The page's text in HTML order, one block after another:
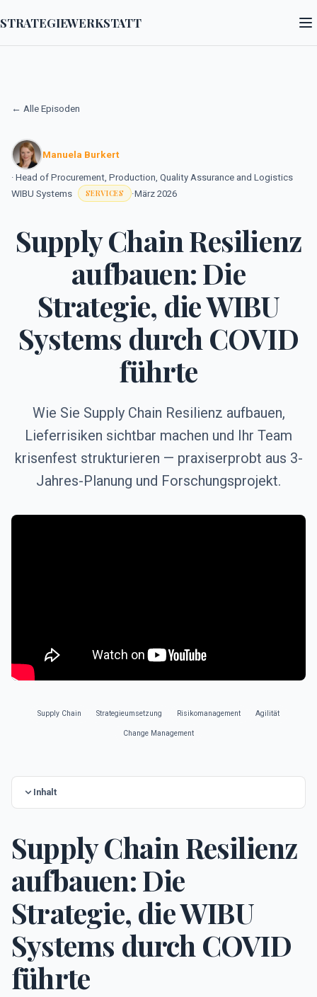
STRATEGIEWERKSTATT
← Alle Episoden
Manuela Burkert
· Head of Procurement, Production, Quality Assurance and Logistics
WIBU Systems SERVICES ·März 2026
Supply Chain Resilienz
aufbauen: Die
Strategie, die WIBU
Systems durch COVID
führte
Wie Sie Supply Chain Resilienz aufbauen,
Lieferrisiken sichtbar machen und Ihr Team
krisenfest strukturieren — praxiserprobt aus 3-
Jahres-Planung und Forschungsprojekt.
Supply Chain Strategieumsetzung Risikomanagement Agilität
Change Management
Inhalt
Supply Chain Resilienz
aufbauen: Die
Strategie, die WIBU
Systems durch COVID
führte